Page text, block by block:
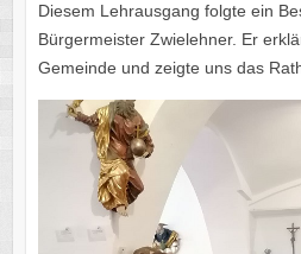
Diesem Lehrausgang folgte ein
Bürgermeister Zwielehner. Er
Gemeinde und zeigte uns das